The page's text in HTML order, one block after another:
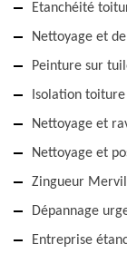
Etanchéité
Nettoyage et
Peinture sur
Isolation
Nettoyage et
Nettoyage et
Zingueur
Dépannage
Entreprise